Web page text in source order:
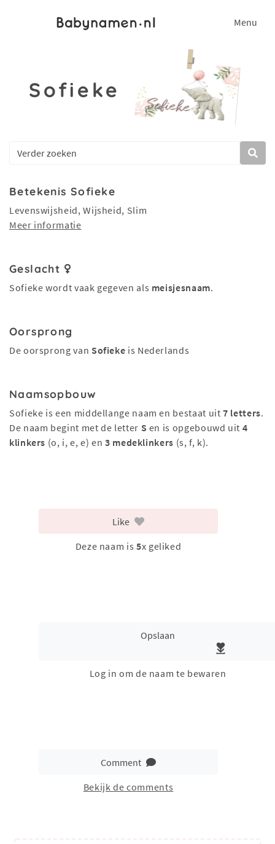
Menu
Sofieke
Betekenis Sofieke
Levenswijsheid, Wijsheid, Slim
Meer informatie
Geslacht
Sofieke wordt vaak gegeven als meisjesnaam.
Oorsprong
De oorsprong van Sofieke is Nederlands
Naamsopbouw
Sofieke is een middellange naam en bestaat uit7 letters.
De naam begint met de letter S en is opgebouwd uit 4
klinkers (o, i, e, e) en3 medeklinkers (s, f, k).
Like
Deze naam is 5x geliked
Opslaan
Log in om de naam te bewaren
Comment
Bekijk de comments